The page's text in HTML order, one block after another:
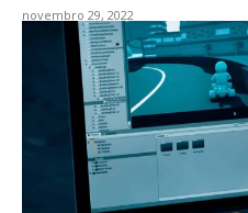
novembro 29, 2022